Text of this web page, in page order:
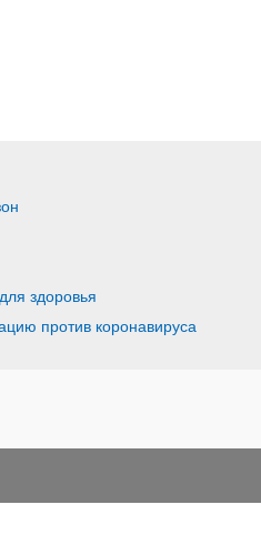
здоровья
против коронавируса